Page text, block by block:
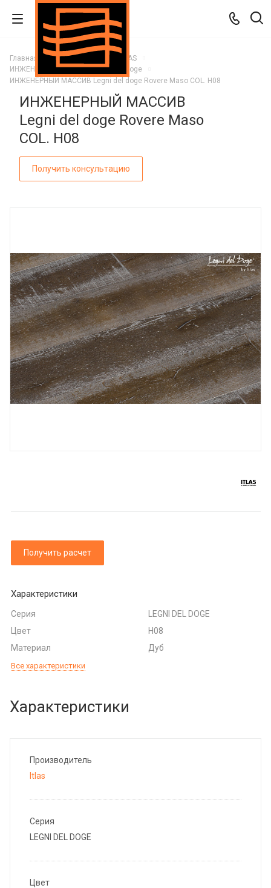
Главная Каталог
Паркет ITLAS
ИНЖЕНЕРНЫЙ МАССИВ Legni del doge
ИНЖЕНЕРНЫЙ МАССИВ Legni del doge Rovere Maso COL. H08
ИНЖЕНЕРНЫЙ МАССИВ
Legni del doge Rovere Maso
COL. H08
Получить консультацию
Получить расчет
Характеристики
Серия
LEGNI DEL DOGE
Цвет
H08
Материал
Дуб
Все характеристики
Характеристики
Производитель
Itlas
Серия
LEGNI DEL DOGE
Цвет